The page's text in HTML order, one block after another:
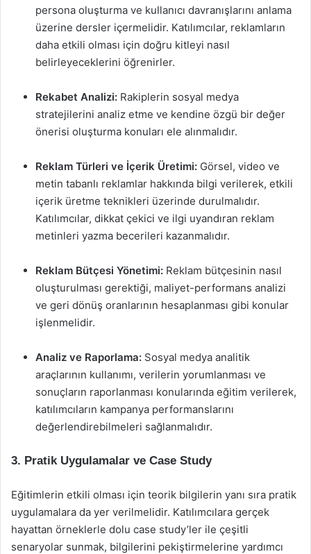
persona oluşturma ve kullanıcı davranışlarını anlama
üzerine dersler içermelidir. Katılımcılar, reklamların
daha etkili olması için doğru kitleyi nasıl
belirleyeceklerini öğrenirler.
Rekabet Analizi: Rakiplerin sosyal medya
stratejilerini analiz etme ve kendine özgü bir değer
önerisi oluşturma konuları ele alınmalıdır.
Reklam Türleri ve İçerik Üretimi: Görsel, video ve
metin tabanlı reklamlar hakkında bilgi verilerek, etkili
içerik üretme teknikleri üzerinde durulmalıdır.
Katılımcılar, dikkat çekici ve ilgi uyandıran reklam
metinleri yazma becerileri kazanmalıdır.
Reklam Bütçesi Yönetimi: Reklam bütçesinin nasıl
oluşturulması gerektiği, maliyet-performans analizi
ve geri dönüş oranlarının hesaplanması gibi konular
işlenmelidir.
Analiz ve Raporlama: Sosyal medya analitik
araçlarının kullanımı, verilerin yorumlanması ve
sonuçların raporlanması konularında eğitim verilerek,
katılımcıların kampanya performanslarını
değerlendirebilmeleri sağlanmalıdır.
3. Pratik Uygulamalar ve Case Study
Eğitimlerin etkili olması için teorik bilgilerin yanı sıra pratik
uygulamalara da yer verilmelidir. Katılımcılara gerçek
hayattan örneklerle dolu case study’ler ile çeşitli
senaryolar sunmak, bilgilerini pekiştirmelerine yardımcı